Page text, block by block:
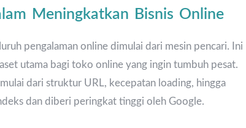
Meningkatkan Bisnis Online
pengalaman online dimulai dari mesin pencari. Ini
utama bagi toko online yang ingin tumbuh pesat.
dari struktur URL, kecepatan loading, hingga
dan diberi peringkat tinggi oleh Google.